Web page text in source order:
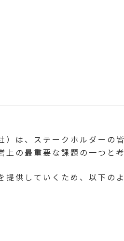
）は、ステークホルダーの
の最重要な課題の一つと考
提供していくため、以下の